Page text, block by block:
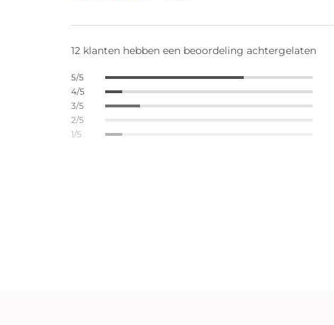
12 klanten hebben een beoordeling achtergelaten
5/5
4/5
3/5
2/5
1/5